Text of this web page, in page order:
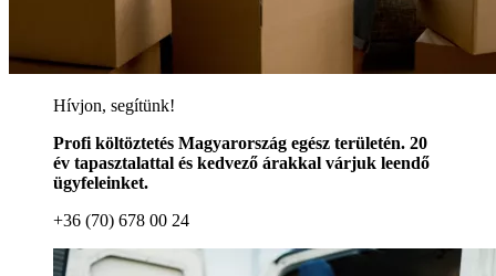
Hívjon, segítünk!
Profi költöztetés Magyarország egész területén. 20
év tapasztalattal és kedvező árakkal várjuk leendő
ügyfeleinket.
+36 (70) 678 00 24